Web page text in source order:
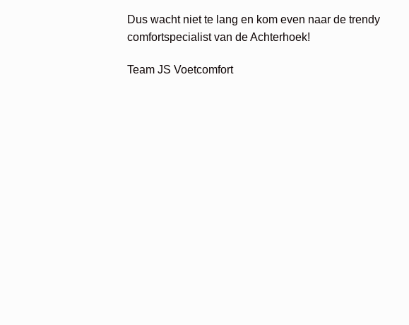
Dus wacht niet te lang en kom even naar de trendy
comfortspecialist van de Achterhoek!
Team JS Voetcomfort